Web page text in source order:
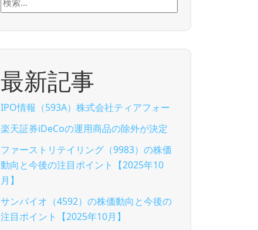
索:
最新記事
IPO情報（593A）株式会社ティアフォー
楽天証券iDeCoの運用商品の除外が決定
ファーストリテイリング（9983）の株価
動向と今後の注目ポイント【2025年10
月】
サンバイオ（4592）の株価動向と今後の
注目ポイント【2025年10月】